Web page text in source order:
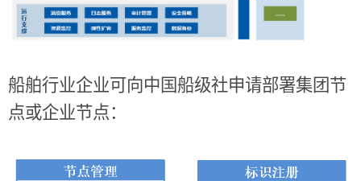
船舶行业企业可向中国船级社申请部署集团节
点或企业节点：